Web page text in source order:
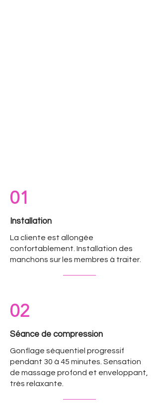
01
Installation
La cliente est allongée
confortablement. Installation des
manchons sur les membres à traiter.
02
Séance de compression
Gonflage séquentiel progressif
pendant 30 à 45 minutes. Sensation
de massage profond et enveloppant,
très relaxante.